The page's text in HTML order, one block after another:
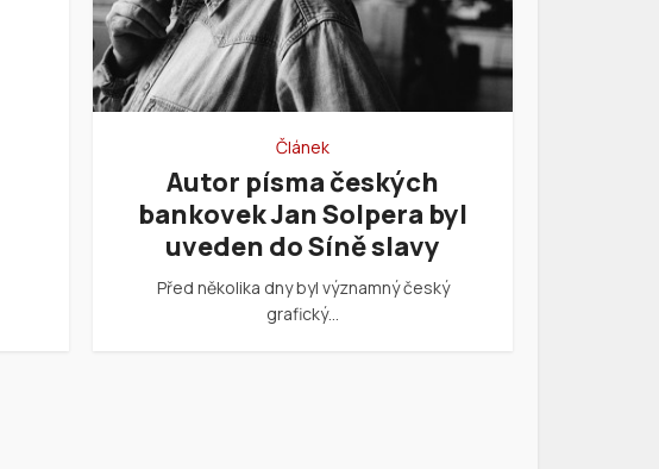
Článek
Autor písma českých
bankovek Jan Solpera byl
uveden do Síně slavy
Před několika dny byl významný český
grafický…